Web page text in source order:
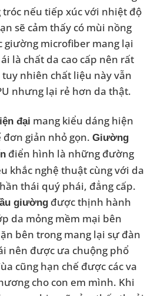
nếu tiếp xúc với nhiệt độ
sẽ cảm thấy có mùi nồng
giường microfiber mang lại
là chất da cao cấp nên rất
nhiên chất liệu này vẫn
nhưng lại rẻ hơn da thật.
đại mang kiểu dáng hiện
giản nhỏ gọn. Giường
điển hình là những đường
khắc nghệ thuật cùng với da
thái quý phái, đẳng cấp.
giường được thịnh hành
da mỏng mềm mại bên
bên trong mang lại sự đàn
nên được ưa chuộng phổ
cũng hạn chế được các va
cho con em mình. Khi